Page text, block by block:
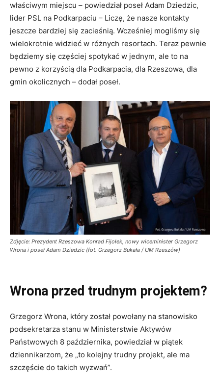
właściwym miejscu – powiedział poseł Adam Dziedzic,
lider PSL na Podkarpaciu – Liczę, że nasze kontakty
jeszcze bardziej się zacieśnią. Wcześniej mogliśmy się
wielokrotnie widzieć w różnych resortach. Teraz pewnie
będziemy się częściej spotykać w jednym, ale to na
pewno z korzyścią dla Podkarpacia, dla Rzeszowa, dla
gmin okolicznych – dodał poseł.
Zdjęcie: Prezydent Rzeszowa Konrad Fijołek, nowy wiceminister Grzegorz
Wrona i poseł Adam Dziedzic (fot. Grzegorz Bukała / UM Rzeszów)
Wrona przed trudnym projektem?
Grzegorz Wrona, który został powołany na stanowisko
podsekretarza stanu w Ministerstwie Aktywów
Państwowych 8 października, powiedział w piątek
dziennikarzom, że „to kolejny trudny projekt, ale ma
szczęście do takich wyzwań”.